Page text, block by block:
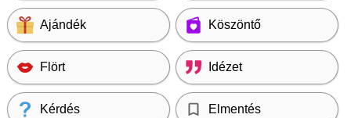
Ajándék Köszöntő
Flört Idézet
Kérdés Elmentés